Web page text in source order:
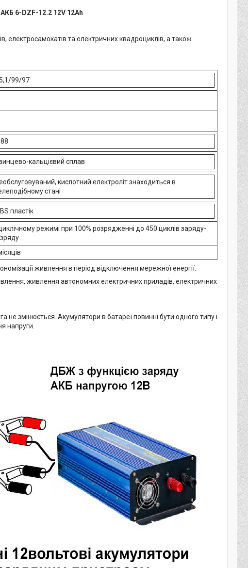
6-DZF-12.2 12V 12Ah
електросамокатів та електричних квадроциклів, а також
99/97
кальцієвий сплав
кислотний електроліт знаходиться в
стані
пластік
режимі при 100% розрядженні до 450 циклів заряду-
живлення в період відключення мережної енергії.
живлення автономних електричних приладів, електричних
не змінюється. Акумулятори в батареї повинні бути одного типу і
напруги.